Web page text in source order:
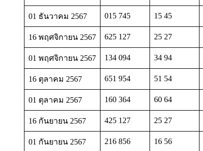
01 ธันวาคม 2567 015 745 15 45
16 พฤศจิกายน 2567 625 127 25 27
01 พฤศจิกายน 2567 134 094 34 94
16 ตุลาคม 2567 651 954 51 54
01 ตุลาคม 2567 160 364 60 64
16 กันยายน 2567 425 127 25 27
01 กันยายน 2567 216 856 16 56